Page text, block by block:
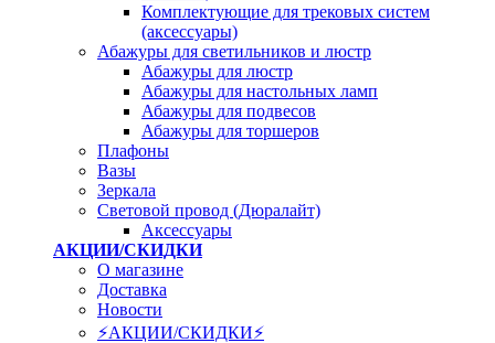
Комплектующие для трековых систем
(аксессуары)
Абажуры для светильников и люстр
Абажуры для люстр
Абажуры для настольных ламп
Абажуры для подвесов
Абажуры для торшеров
Плафоны
Вазы
Зеркала
Световой провод (Дюралайт)
Аксессуары
АКЦИИ/СКИДКИ
О магазине
Доставка
Новости
⚡АКЦИИ/СКИДКИ⚡